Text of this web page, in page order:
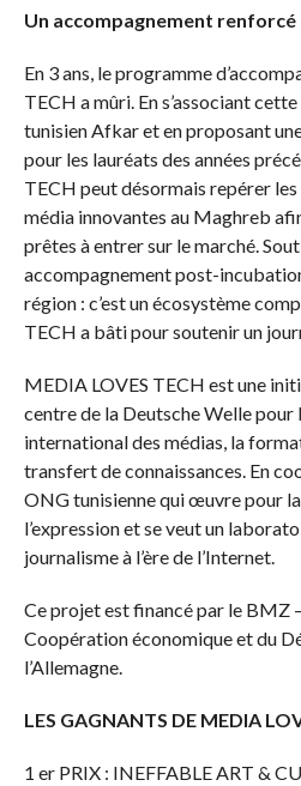
Un accompagnement renforcé
En 3 ans, le programme
TECH a mûri. En s’associant
tunisien Afkar et en proposant
pour les lauréats des années
TECH peut désormais repérer
média innovantes au Maghreb
prêtes à entrer sur le marché.
accompagnement post-
région : c’est un écosystème
TECH a bâti pour soutenir un
MEDIA LOVES TECH est une
centre de la Deutsche Welle
international des médias, la
transfert de connaissances. En
ONG tunisienne qui œuvre pour
l’expression et se veut un
journalisme à l’ère de l’Internet.
Ce projet est financé par le BMZ
Coopération économique et du
l’Allemagne.
LES GAGNANTS DE MEDIA
1 er PRIX : INEFFABLE ART &